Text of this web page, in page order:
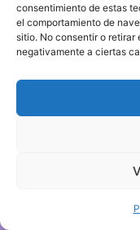
consentimiento de estas
el comportamiento de
sitio. No consentir o
negativamente a ciertas